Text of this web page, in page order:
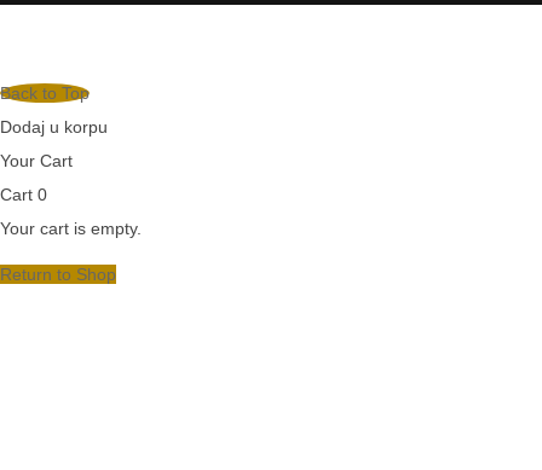
Back to Top
Dodaj u korpu
Your Cart
Cart 0
Your cart is empty.
Return to Shop